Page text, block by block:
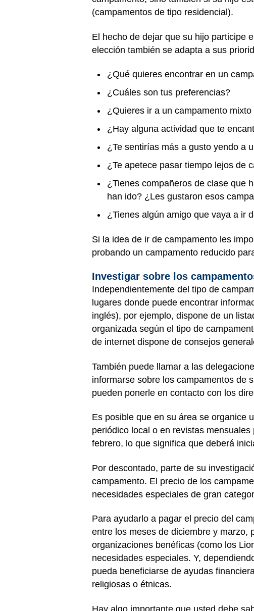
(campamentos de tipo residencial).
El hecho de dejar que su hijo participe
elección también se adapta a sus
¿Qué quieres encontrar en un
¿Cuáles son tus preferencias?
¿Quieres ir a un campamento
¿Hay alguna actividad que te
¿Te sentirías más a gusto yendo a
¿Te apetece pasar tiempo lejos de
¿Tienes compañeros de clase que
han ido? ¿Les gustaron esos
¿Tienes algún amigo que vaya a ir
Si la idea de ir de campamento les
probando un campamento reducido
Investigar sobre los
Independientemente del tipo de
lugares donde puede encontrar
inglés), por ejemplo, dispone de un
organizada según el tipo de
de internet dispone de consejos
También puede llamar a las
informarse sobre los campamentos de
pueden ponerle en contacto con los
Es posible que en su área se organice
periódico local o en revistas
febrero, lo que significa que deberá
Por descontado, parte de su
campamento. El precio de los
necesidades especiales de gran
Para ayudarlo a pagar el precio del
entre los meses de diciembre y marzo,
organizaciones benéficas (como los
necesidades especiales. Y,
pueda beneficiarse de ayudas
religiosas o étnicas.
Hay algo importante que usted debe